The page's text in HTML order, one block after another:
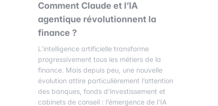
Comment Claude et l’IA
agentique révolutionnent la
finance ?
L’intelligence artificielle transforme
progressivement tous les métiers de la
finance. Mais depuis peu, une nouvelle
évolution attire particulièrement l’attention
des banques, fonds d’investissement et
cabinets de conseil : l’émergence de l’IA